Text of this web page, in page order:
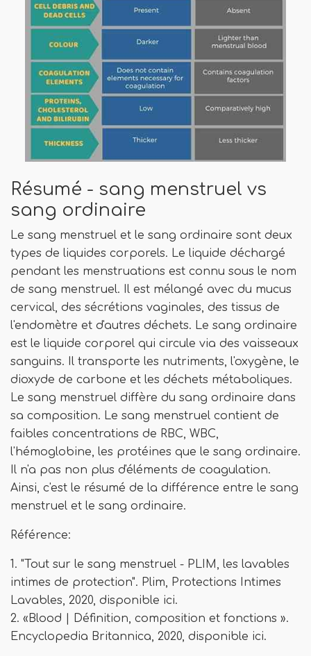
Résumé - sang menstruel vs
sang ordinaire
Le sang menstruel et le sang ordinaire sont deux
types de liquides corporels. Le liquide déchargé
pendant les menstruations est connu sous le nom
de sang menstruel. Il est mélangé avec du mucus
cervical, des sécrétions vaginales, des tissus de
l'endomètre et d'autres déchets. Le sang ordinaire
est le liquide corporel qui circule via des vaisseaux
sanguins. Il transporte les nutriments, l'oxygène, le
dioxyde de carbone et les déchets métaboliques.
Le sang menstruel diffère du sang ordinaire dans
sa composition. Le sang menstruel contient de
faibles concentrations de RBC, WBC,
l'hémoglobine, les protéines que le sang ordinaire.
Il n'a pas non plus d'éléments de coagulation.
Ainsi, c'est le résumé de la différence entre le sang
menstruel et le sang ordinaire.
Référence:
1. "Tout sur le sang menstruel - PLIM, les lavables
intimes de protection". Plim, Protections Intimes
Lavables, 2020, disponible ici.
2. «Blood | Définition, composition et fonctions ».
Encyclopedia Britannica, 2020, disponible ici.